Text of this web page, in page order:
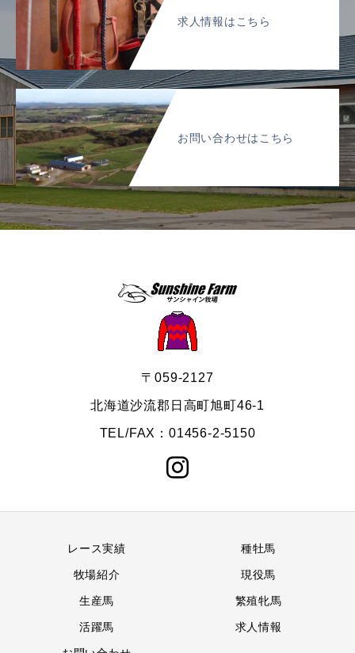
求人情報はこちら
お問い合わせはこちら
〒059-2127
北海道沙流郡日高町旭町46-1
TEL/FAX：01456-2-5150
レース実績 種牡馬
牧場紹介 現役馬
生産馬 繁殖牝馬
活躍馬 求人情報